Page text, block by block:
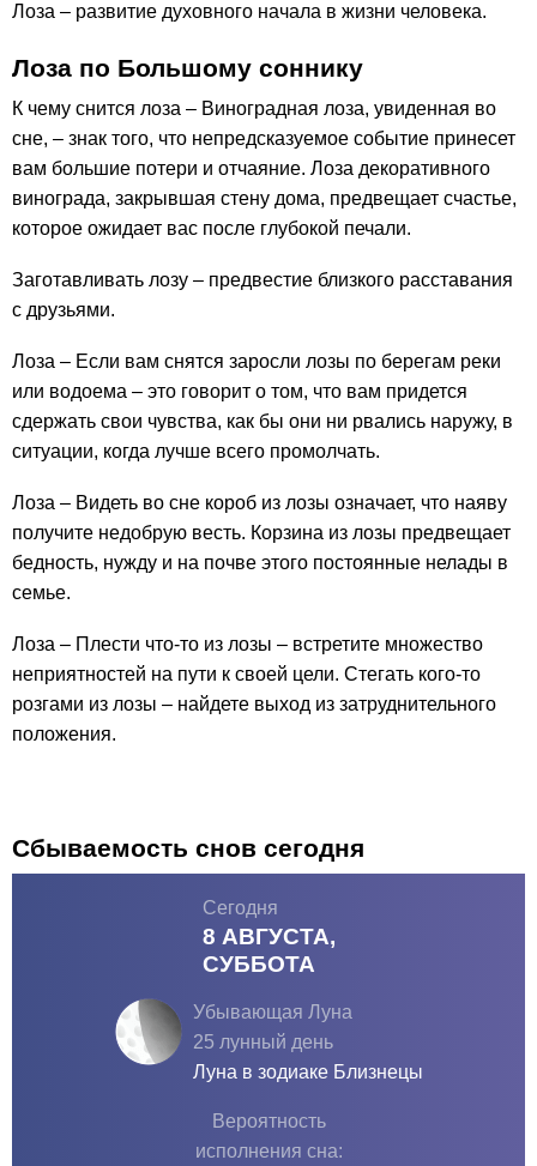
Лоза – развитие духовного начала в жизни человека.
Лоза по Большому соннику
К чему снится лоза – Виноградная лоза, увиденная во
сне, – знак того, что непредсказуемое событие принесет
вам большие потери и отчаяние. Лоза декоративного
винограда, закрывшая стену дома, предвещает счастье,
которое ожидает вас после глубокой печали.
Заготавливать лозу – предвестие близкого расставания
с друзьями.
Лоза – Если вам снятся заросли лозы по берегам реки
или водоема – это говорит о том, что вам придется
сдержать свои чувства, как бы они ни рвались наружу, в
ситуации, когда лучше всего промолчать.
Лоза – Видеть во сне короб из лозы означает, что наяву
получите недобрую весть. Корзина из лозы предвещает
бедность, нужду и на почве этого постоянные нелады в
семье.
Лоза – Плести что-то из лозы – встретите множество
неприятностей на пути к своей цели. Стегать кого-то
розгами из лозы – найдете выход из затруднительного
положения.
Сбываемость снов сегодня
Сегодня
8 АВГУСТА,
СУББОТА
Убывающая Луна
25 лунный день
Луна в зодиаке Близнецы
Вероятность
исполнения сна: